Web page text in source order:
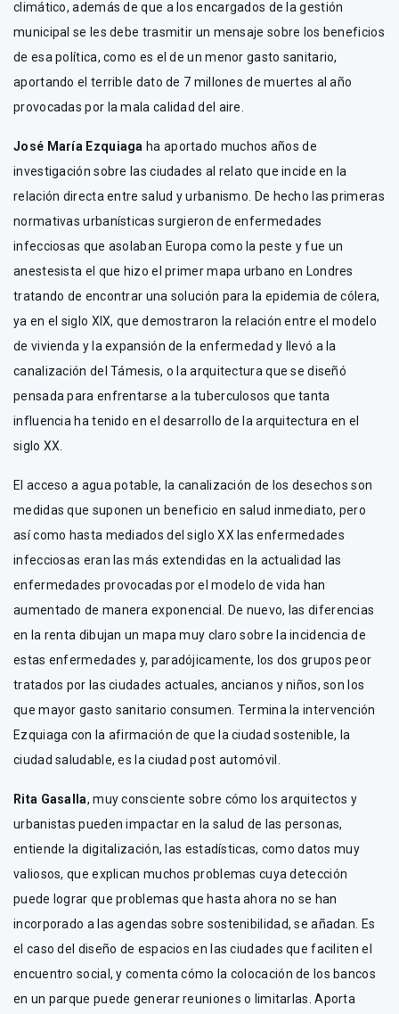
climático, además de que a los encargados de la gestión
municipal se les debe trasmitir un mensaje sobre los beneficios
de esa política, como es el de un menor gasto sanitario,
aportando el terrible dato de 7 millones de muertes al año
provocadas por la mala calidad del aire.
José María Ezquiaga ha aportado muchos años de
investigación sobre las ciudades al relato que incide en la
relación directa entre salud y urbanismo. De hecho las primeras
normativas urbanísticas surgieron de enfermedades
infecciosas que asolaban Europa como la peste y fue un
anestesista el que hizo el primer mapa urbano en Londres
tratando de encontrar una solución para la epidemia de cólera,
ya en el siglo XIX, que demostraron la relación entre el modelo
de vivienda y la expansión de la enfermedad y llevó a la
canalización del Támesis, o la arquitectura que se diseñó
pensada para enfrentarse a la tuberculosos que tanta
influencia ha tenido en el desarrollo de la arquitectura en el
siglo XX.
El acceso a agua potable, la canalización de los desechos son
medidas que suponen un beneficio en salud inmediato, pero
así como hasta mediados del siglo XX las enfermedades
infecciosas eran las más extendidas en la actualidad las
enfermedades provocadas por el modelo de vida han
aumentado de manera exponencial. De nuevo, las diferencias
en la renta dibujan un mapa muy claro sobre la incidencia de
estas enfermedades y, paradójicamente, los dos grupos peor
tratados por las ciudades actuales, ancianos y niños, son los
que mayor gasto sanitario consumen. Termina la intervención
Ezquiaga con la afirmación de que la ciudad sostenible, la
ciudad saludable, es la ciudad post automóvil.
Rita Gasalla, muy consciente sobre cómo los arquitectos y
urbanistas pueden impactar en la salud de las personas,
entiende la digitalización, las estadísticas, como datos muy
valiosos, que explican muchos problemas cuya detección
puede lograr que problemas que hasta ahora no se han
incorporado a las agendas sobre sostenibilidad, se añadan. Es
el caso del diseño de espacios en las ciudades que faciliten el
encuentro social, y comenta cómo la colocación de los bancos
en un parque puede generar reuniones o limitarlas. Aporta